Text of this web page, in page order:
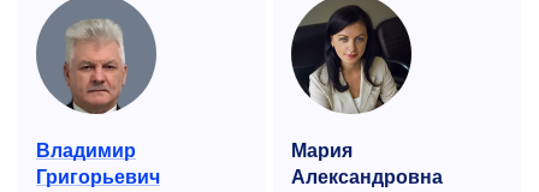
Владимир
Григорьевич
Мария
Александровна